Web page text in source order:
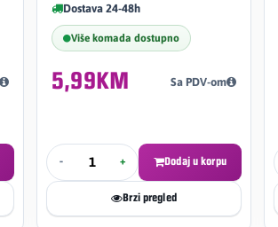
Dostava 24-48h
Više komada dostupno
5,99KM Sa PDV-om
- + Dodaj u korpu
Brzi pregled